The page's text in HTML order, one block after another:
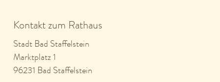
Kontakt zum Rathaus
Stadt Bad Staffelstein
Marktplatz 1
96231 Bad Staffelstein